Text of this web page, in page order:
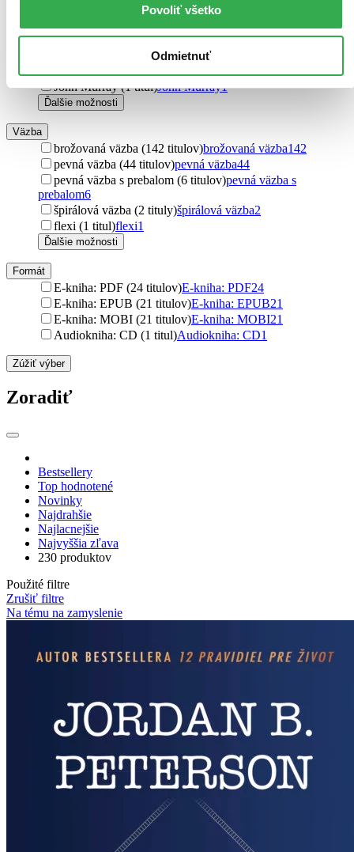
Povoliť všetko
Odmietnuť
Filokalia (2 tituly)Filokalia2
Dana Tirčová (2 tituly)Dana Tirčová2
Postoj Media (1 titul)Postoj Media
John Murray (1 titul)John Murray1
Ďalšie možnosti
Väzba
brožovaná väzba (142 titulov)brožovaná väzba142
pevná väzba (44 titulov)pevná väzba44
pevná väzba s prebalom (6 titulov)pevná väzba s
prebalom6
špirálová väzba (2 tituly)špirálová väzba2
flexi (1 titul)flexi1
Ďalšie možnosti
Formát
E-kniha: PDF (24 titulov)E-kniha: PDF24
E-kniha: EPUB (21 titulov)E-kniha: EPUB21
E-kniha: MOBI (21 titulov)E-kniha: MOBI21
Audiokniha: CD (1 titul)Audiokniha: CD1
Zúžiť výber
Zoradiť
Bestsellery
Top hodnotené
Novinky
Najdrahšie
Najlacnejšie
Najvyššia zľava
230 produktov
Použité filtre
Zrušiť filtre
Na tému na zamyslenie